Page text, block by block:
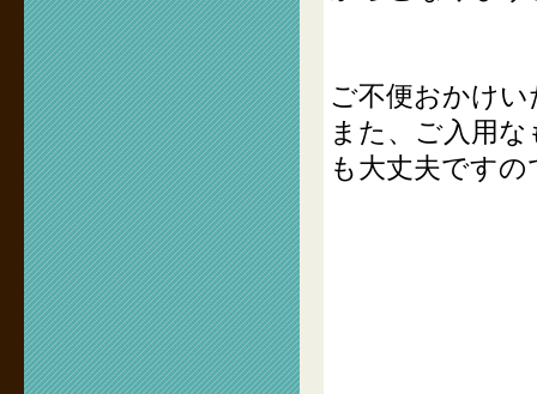
ご不便おかけ
また、ご入用
も大丈夫です